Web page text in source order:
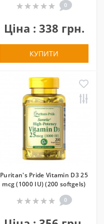
0
Ціна : 338 грн.
КУПИТИ
Puritan's Pride Vitamin D3 25
mcg (1000 IU) (200 softgels)
0